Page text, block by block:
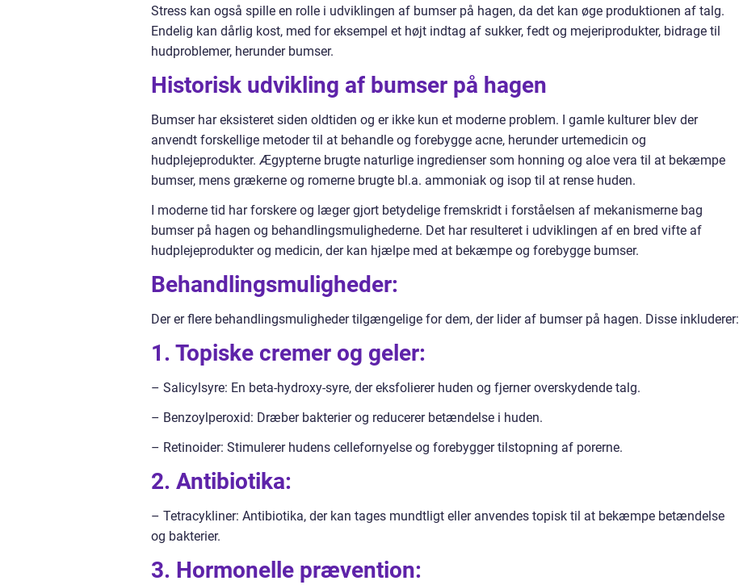
Stress kan også spille en rolle i udviklingen af bumser på hagen, da det kan øge produktionen af talg.
Endelig kan dårlig kost, med for eksempel et højt indtag af sukker, fedt og mejeriprodukter, bidrage til
hudproblemer, herunder bumser.
Historisk udvikling af bumser på hagen
Bumser har eksisteret siden oldtiden og er ikke kun et moderne problem. I gamle kulturer blev der
anvendt forskellige metoder til at behandle og forebygge acne, herunder urtemedicin og
hudplejeprodukter. Ægypterne brugte naturlige ingredienser som honning og aloe vera til at bekæmpe
bumser, mens grækerne og romerne brugte bl.a. ammoniak og isop til at rense huden.
I moderne tid har forskere og læger gjort betydelige fremskridt i forståelsen af mekanismerne bag
bumser på hagen og behandlingsmulighederne. Det har resulteret i udviklingen af en bred vifte af
hudplejeprodukter og medicin, der kan hjælpe med at bekæmpe og forebygge bumser.
Behandlingsmuligheder:
Der er flere behandlingsmuligheder tilgængelige for dem, der lider af bumser på hagen. Disse inkluderer:
1. Topiske cremer og geler:
– Salicylsyre: En beta-hydroxy-syre, der eksfolierer huden og fjerner overskydende talg.
– Benzoylperoxid: Dræber bakterier og reducerer betændelse i huden.
– Retinoider: Stimulerer hudens cellefornyelse og forebygger tilstopning af porerne.
2. Antibiotika:
– Tetracykliner: Antibiotika, der kan tages mundtligt eller anvendes topisk til at bekæmpe betændelse
og bakterier.
3. Hormonelle prævention: